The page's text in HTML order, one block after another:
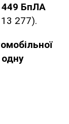
449 БпЛА
277).
одну